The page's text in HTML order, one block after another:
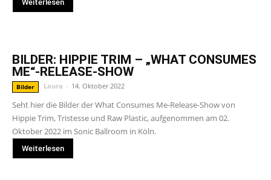
Weiterlesen
BILDER: HIPPIE TRIM – „WHAT CONSUMES
ME“-RELEASE-SHOW
Bilder Laura - 14. Oktober 2022
Seht hier die Bilder der What Consumes Me-Release-Show von
Hippie Trim, Tristesse und Raw Plastic, aufgenommen am 02.
Oktober 2022 im Sonic Ballroom in Köln.
Weiterlesen